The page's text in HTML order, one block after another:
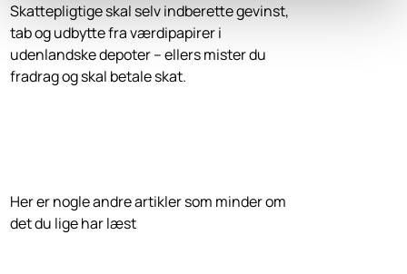
Skattepligtige skal selv indberette gevinst,
tab og udbytte fra værdipapirer i
udenlandske depoter – ellers mister du
fradrag og skal betale skat.
Her er nogle andre artikler som minder om
det du lige har læst